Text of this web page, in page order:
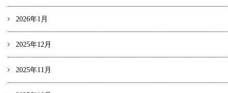
2026年1月
2025年12月
2025年11月